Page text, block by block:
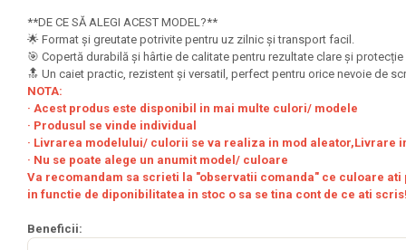
suporturi copii
Etichete scolare
Stickere scolare
Seturi scolare
Plastilina, Planseta plastilina
Radiera
Socotitoare, Betisoare
Carti de Colorat pentru copii
**DE CE SĂ ALEGI ACEST MODEL?**
🌟 Format și greutate potrivite pentru uz zilnic și transport facil.
🎯 Copertă durabilă și hârtie de calitate pentru rezultate clare și
🔝 Un caiet practic, rezistent și versatil, perfect pentru orice nevoie de
NOTA:
· Acest produs este disponibil in mai multe culori/ modele
· Produsul se vinde individual
· Livrarea modelului/ culorii se va realiza in mod aleator,Livrare
· Nu se poate alege un anumit model/ culoare
Va recomandam sa scrieti la "observatii comanda" ce culoare
in functie de diponibilitatea in stoc o sa se tina cont de ce ati scris!
Beneficii: